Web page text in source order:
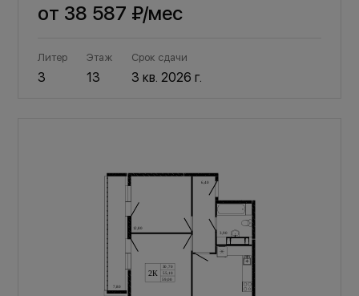
от 38 587 ₽/мес
Литер
3
Этаж
13
Срок сдачи
3 кв. 2026 г.